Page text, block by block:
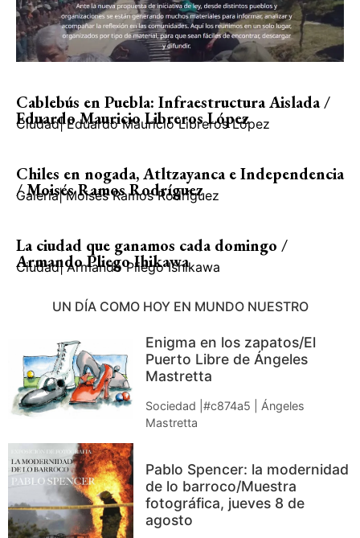
Cablebús en Puebla: Infraestructura Aislada /
Eduardo Mauricio Libreros López
Ciudad| Eduardo Mauricio Libreros López
Chiles en nogada, Atltzayanca e Independencia
/ Moisés Ramos Rodríguez
Galería| Moisés Ramos Rodríguez
La ciudad que ganamos cada domingo /
Armando Pliego Ihikawa
Ciudad| Armando Pliego Ishikawa
UN DÍA COMO HOY EN MUNDO NUESTRO
Enigma en los zapatos/El
Puerto Libre de Ángeles
Mastretta
Sociedad |#c874a5 | Ángeles
Mastretta
Pablo Spencer: la modernidad
de lo barroco/Muestra
fotográfica, jueves 8 de
agosto